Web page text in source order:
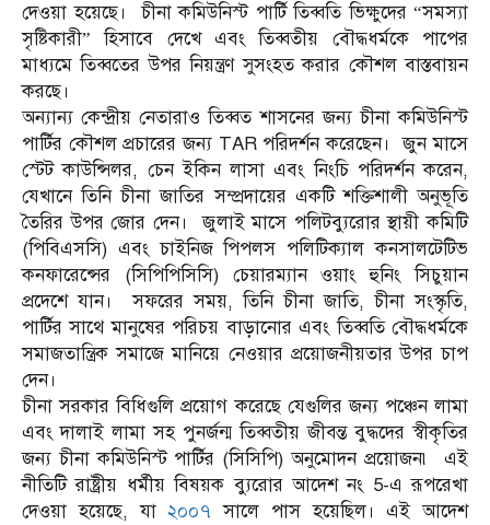
দেওয়া হয়েছে। চীনা কমিউনিস্ট পার্টি তিব্বতি ভিক্ষুদের “সমস্যা
সৃষ্টিকারী” হিসাবে দেখে এবং তিব্বতীয় বৌদ্ধধর্মকে পাপের
মাধ্যমে তিব্বতের উপর নিয়ন্ত্রণ সুসংহত করার কৌশল বাস্তবায়ন
করছে।
অন্যান্য কেন্দ্রীয় নেতারাও তিব্বত শাসনের জন্য চীনা কমিউনিস্ট
পার্টির কৌশল প্রচারের জন্য TAR পরিদর্শন করেছেন। জুন মাসে
স্টেট কাউন্সিলর, চেন ইকিন লাসা এবং নিংচি পরিদর্শন করেন,
যেখানে তিনি চীনা জাতির সম্প্রদায়ের একটি শক্তিশালী অনুভূতি
তৈরির উপর জোর দেন। জুলাই মাসে পলিটব্যুরোর স্থায়ী কমিটি
(পিবিএসসি) এবং চাইনিজ পিপলস পলিটিক্যাল কনসালটেটিভ
কনফারেন্সের (সিপিপিসিসি) চেয়ারম্যান ওয়াং হুনিং সিচুয়ান
প্রদেশে যান। সফরের সময়, তিনি চীনা জাতি, চীনা সংস্কৃতি,
পার্টির সাথে মানুষের পরিচয় বাড়ানোর এবং তিব্বতি বৌদ্ধধর্মকে
সমাজতান্ত্রিক সমাজে মানিয়ে নেওয়ার প্রয়োজনীয়তার উপর চাপ
দেন।
চীনা সরকার বিধিগুলি প্রয়োগ করেছে যেগুলির জন্য পঞ্চেন লামা
এবং দালাই লামা সহ পুনর্জন্ম তিব্বতীয় জীবন্ত বুদ্ধদের স্বীকৃতির
জন্য চীনা কমিউনিস্ট পার্টির (সিসিপি) অনুমোদন প্রয়োজন৷ এই
নীতিটি রাষ্ট্রীয় ধর্মীয় বিষয়ক ব্যুরোর আদেশ নং 5-এ রূপরেখা
দেওয়া হয়েছে, যা২০০৭ সালে পাস হয়েছিল। এই আদেশ